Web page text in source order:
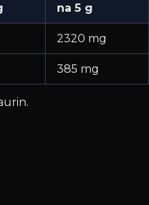
na 5 g
2320 mg
385 mg